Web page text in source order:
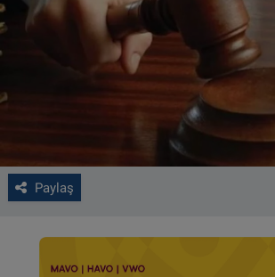
Paylaş
ALGEMENE VOORWAARDEN
Çerez Politikası